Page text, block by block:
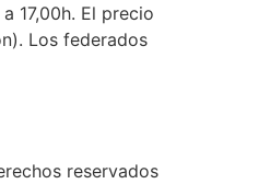
17,00h. El precio
Los federados
reservados